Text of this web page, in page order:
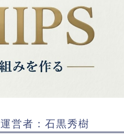
運営者：石黒秀樹